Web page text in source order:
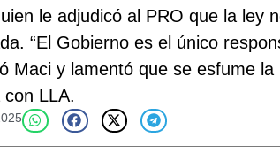
le adjudicó al PRO que la ley
“El Gobierno es el único
Maci y lamentó que se esfume la
con LLA.